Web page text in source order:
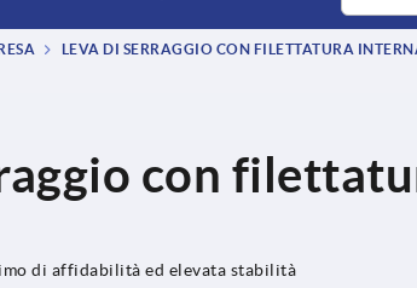
LEVA DI SERRAGGIO CON FILETTATURA
con
di affidabilità ed elevata stabilità